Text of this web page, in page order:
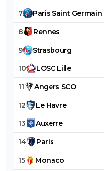
7 Paris Saint Germain
8 Rennes
9 Strasbourg
10 LOSC Lille
11 Angers SCO
12 Le Havre
13 Auxerre
14 Paris
15 Monaco